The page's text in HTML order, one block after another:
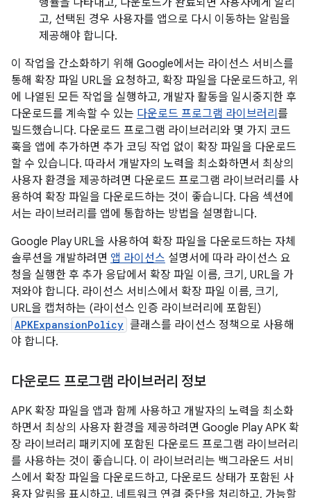
행률을 나타내고, 다운로드가 완료되면 사용자에게 알리
고, 선택된 경우 사용자를 앱으로 다시 이동하는 알림을
제공해야 합니다.
이 작업을 간소화하기 위해 Google에서는 라이선스 서비스를
통해 확장 파일 URL을 요청하고, 확장 파일을 다운로드하고, 위
에 나열된 모든 작업을 실행하고, 개발자 활동을 일시중지한 후
다운로드를 계속할 수 있는 다운로드 프로그램 라이브러리 를
빌드했습니다. 다운로드 프로그램 라이브러리와 몇 가지 코드
훅을 앱에 추가하면 추가 코딩 작업 없이 확장 파일을 다운로드
할 수 있습니다. 따라서 개발자의 노력을 최소화하면서 최상의
사용자 환경을 제공하려면 다운로드 프로그램 라이브러리를 사
용하여 확장 파일을 다운로드하는 것이 좋습니다. 다음 섹션에
서는 라이브러리를 앱에 통합하는 방법을 설명합니다.
Google Play URL을 사용하여 확장 파일을 다운로드하는 자체
솔루션을 개발하려면 앱 라이선스 설명서에 따라 라이선스 요
청을 실행한 후 추가 응답에서 확장 파일 이름, 크기, URL을 가
져와야 합니다. 라이선스 서비스에서 확장 파일 이름, 크기,
URL을 캡처하는 (라이선스 인증 라이브러리에 포함된)
APKExpansionPolicy 클래스를 라이선스 정책으로 사용해
야 합니다.
다운로드 프로그램 라이브러리 정보
APK 확장 파일을 앱과 함께 사용하고 개발자의 노력을 최소화
하면서 최상의 사용자 환경을 제공하려면 Google Play APK 확
장 라이브러리 패키지에 포함된 다운로드 프로그램 라이브러리
를 사용하는 것이 좋습니다. 이 라이브러리는 백그라운드 서비
스에서 확장 파일을 다운로드하고, 다운로드 상태가 포함된 사
용자 알림을 표시하고, 네트워크 연결 중단을 처리하고, 가능할